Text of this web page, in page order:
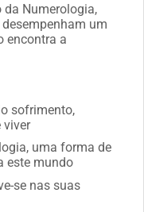
da Numerologia,
um
encontra a
sofrimento,
viver
uma forma de
este mundo
se nas suas